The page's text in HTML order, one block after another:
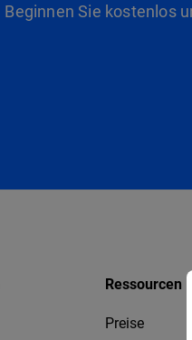
Beginnen Sie kostenlos
Ressourcen
Preise